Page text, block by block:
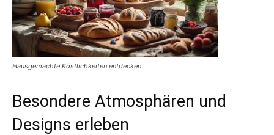
Hausgemachte Köstlichkeiten entdecken
Besondere Atmosphären und
Designs erleben